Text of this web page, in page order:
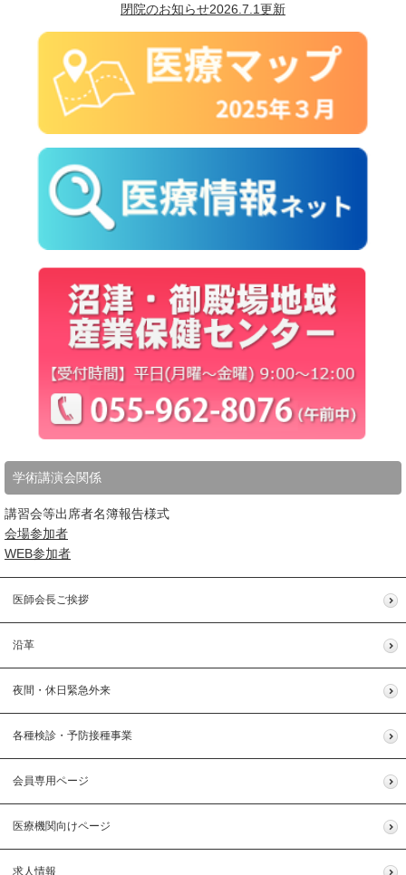
閉院のお知らせ2026.7.1更新
学術講演会関係
講習会等出席者名簿報告様式
会場参加者
WEB参加者
医師会長ご挨拶
沿革
夜間・休日緊急外来
各種検診・予防接種事業
会員専用ページ
医療機関向けページ
求人情報